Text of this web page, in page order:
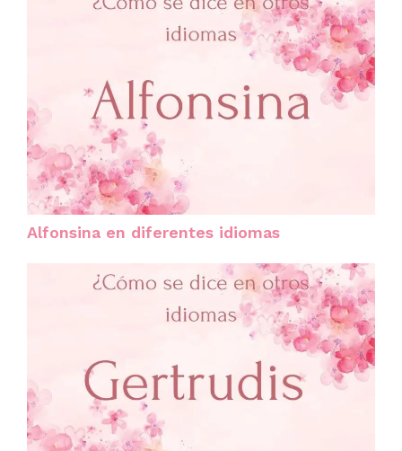
Alfonsina en diferentes idiomas